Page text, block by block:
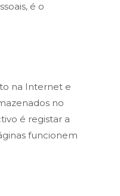
é o
na Internet e
no
é registar a
funcionem